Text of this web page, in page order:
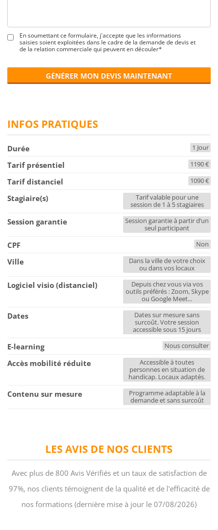
LES AVIS DE NOS CLIENTS
Avec plus de 800 Avis Vérifiés et un taux de satisfaction de
97%, nos clients témoignent de la qualité et de l'efficacité de
nos formations (dernière mise à jour le 07/08/2026)
En soumettant ce formulaire, j'accepte que les informations
saisies soient exploitées dans le cadre de la demande de devis et
de la relation commerciale qui peuvent en découler*
GÉNÉRER MON DEVIS MAINTENANT
INFOS PRATIQUES
Durée 1 Jour
Tarif présentiel 1190 €
Tarif distanciel 1090 €
Stagiaire(s)
Tarif valable pour une
session de 1 à 5 stagiaires
Session garantie
Session garantie à partir d’un
seul participant
CPF Non
Ville
Dans la ville de votre choix
ou dans vos locaux
Logiciel visio (distanciel)
Depuis chez vous via vos
outils préférés : Zoom, Skype
ou Google Meet...
Dates
Dates sur mesure sans
surcoût. Votre session
accessible sous 15 jours
E-learning Nous consulter
Accès mobilité réduite
Accessible à toutes
personnes en situation de
handicap. Locaux adaptés.
Contenu sur mesure
Programme adaptable à la
demande et sans surcoût